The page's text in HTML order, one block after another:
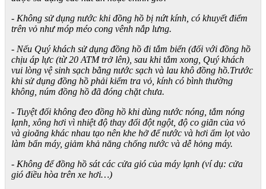
- Không sử dụng nước khi đồng hồ bị nứt kính, có khuyết điểm
trên vỏ như móp méo cong vênh nắp lưng.
- Nếu Quý khách sử dụng đồng hồ đi tắm biển (đối với đồng hồ
chịu áp lực (từ 20 ATM trở lên), sau khi tắm xong, Quý khách
vui lòng vệ sinh sạch bằng nước sạch và lau khô đồng hồ.Trước
khi sử dụng đồng hồ phải kiểm tra vỏ, kính có bình thường
không, núm đồng hồ đã đóng chặt chưa.
- Tuyệt đối không đeo đồng hồ khi dùng nước nóng, tắm nóng
lạnh, xông hơi vì nhiệt độ thay đổi đột ngột, độ co giãn của vỏ
và gioăng khác nhau tạo nên khe hở để nước và hơi ẩm lọt vào
làm bẩn máy, giảm khả năng chống nước và dễ hỏng máy.
- Không để đồng hồ sát các cửa gió của máy lạnh (ví dụ: cửa
gió điều hòa trên xe hơi…)